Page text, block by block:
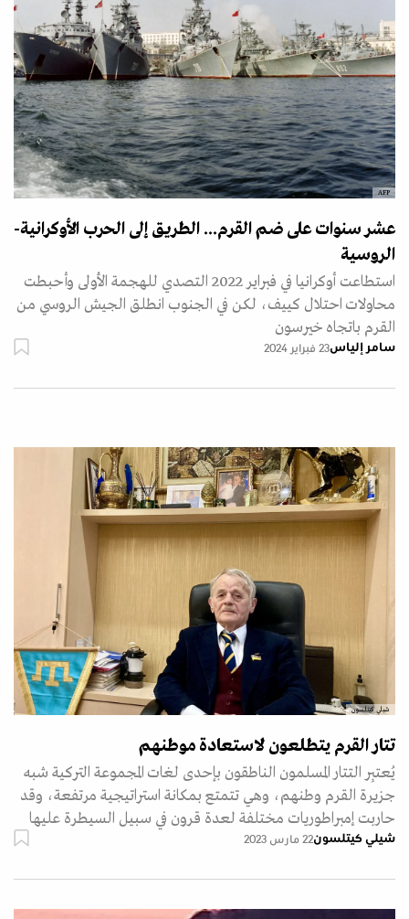
AFP
عشر سنوات على ضم القرم... الطريق إلى الحرب الأوكرانية-
الروسية
استطاعت أوكرانيا في فبراير 2022 التصدي للهجمة الأولى وأحبطت
محاولات احتلال كييف، لكن في الجنوب انطلق الجيش الروسي من
القرم باتجاه خيرسون
سامر إلياس23 فبراير 2024
شيلي كيتلسون
تتار القرم يتطلعون لاستعادة موطنهم
يُعتبِر التتار المسلمون الناطقون بإحدى لغات المجموعة التركية شبه
جزيرة القرم وطنهم، وهي تتمتع بمكانة استراتيجية مرتفعة، وقد
حاربت إمبراطوريات مختلفة لعدة قرون في سبيل السيطرة عليها
شيلي كيتلسون22 مارس 2023